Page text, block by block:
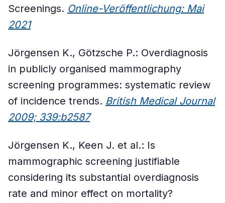
Screenings. Online-Veröffentlichung: Mai
2021
Jörgensen K., Götzsche P.: Overdiagnosis
in publicly organised mammography
screening programmes: systematic review
of incidence trends. British Medical Journal
2009; 339:b2587
Jörgensen K., Keen J. et al.: Is
mammographic screening justifiable
considering its substantial overdiagnosis
rate and minor effect on mortality?